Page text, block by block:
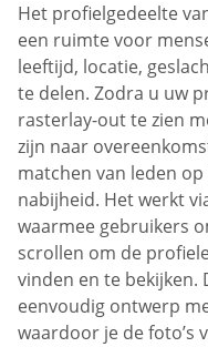
Het profielgedeelte
een ruimte voor
leeftijd, locatie,
te delen. Zodra u uw
rasterlay-out te zien
zijn naar
matchen van leden
nabijheid. Het werkt
waarmee gebruikers
scrollen om de
vinden en te bekijken.
eenvoudig ontwerp
waardoor je de foto’s